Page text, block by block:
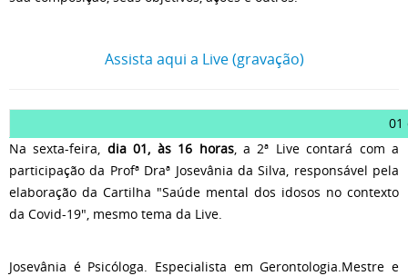
Assista aqui a Live (gravação)
01
Na sexta-feira, dia 01, às 16 horas, a 2ª Live contará com a
participação da Profª Draª Josevânia da Silva, responsável pela
elaboração da Cartilha "Saúde mental dos idosos no contexto
da Covid-19", mesmo tema da Live.
Josevânia é Psicóloga. Especialista em Gerontologia.Mestre e